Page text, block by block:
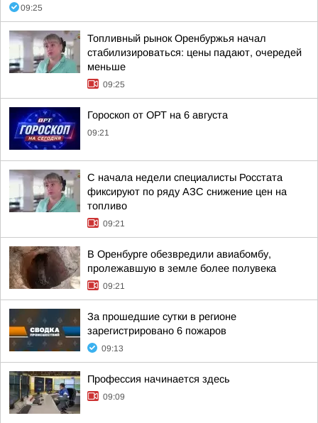
09:25
Топливный рынок Оренбуржья начал
стабилизироваться: цены падают, очередей
меньше
09:25
Гороскоп от ОРТ на 6 августа
09:21
С начала недели специалисты Росстата
фиксируют по ряду АЗС снижение цен на
топливо
09:21
В Оренбурге обезвредили авиабомбу,
пролежавшую в земле более полувека
09:21
За прошедшие сутки в регионе
зарегистрировано 6 пожаров
09:13
Профессия начинается здесь
09:09